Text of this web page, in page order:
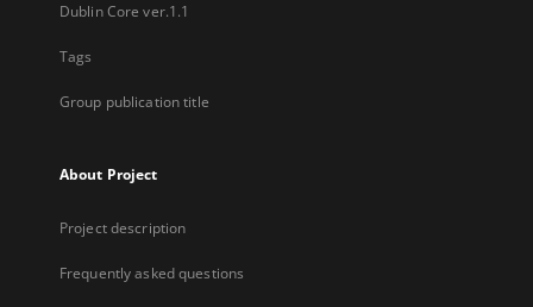
Dublin Core ver.1.1
Tags
Group publication title
About Project
Project description
Frequently asked questions